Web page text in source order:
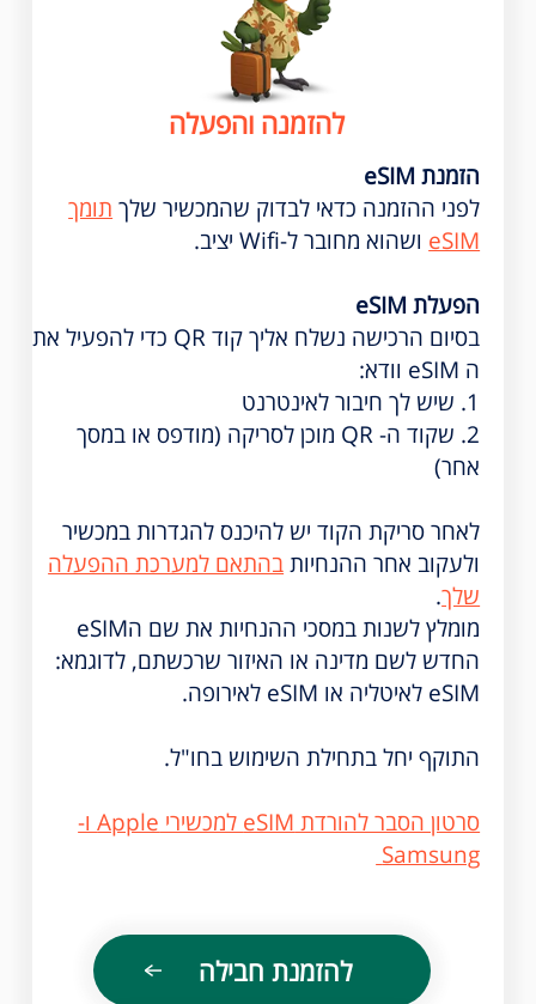
להזמנה והפעלה
הזמנת eSIM
לפני ההזמנה כדאי לבדוק שהמכשיר שלך תומך
eSIM ושהוא מחובר ל-Wifi יציב.
הפעלת eSIM
בסיום הרכישה נשלח אליך קוד QR כדי להפעיל את
ה eSIM וודא:
1. שיש לך חיבור לאינטרנט
2. שקוד ה- QR מוכן לסריקה (מודפס או במסך
אחר)
לאחר סריקת הקוד יש להיכנס להגדרות במכשיר
ולעקוב אחר ההנחיותבהתאם למערכת ההפעלה
שלך.
מומלץ לשנות במסכי ההנחיות את שם הeSIM
החדש לשם מדינה או האיזור שרכשתם, לדוגמא:
eSIM לאיטליה או eSIM לאירופה.
התוקף יחל בתחילת השימוש בחו"ל.
סרטון הסבר להורדת eSIM למכשירי Apple ו-
Samsung
להזמנת חבילה